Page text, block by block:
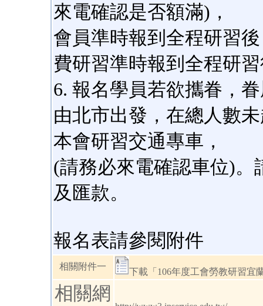
來電確認是否額滿)，
會員準時報到全程研習
費研習準時報到全程研
6. 報名學員若欲攜眷，
由北市出發，在總人數
本會研習交通專車，
(請務必來電確認車位)。
及匯款。
報名表請參閱附件
相關附件一
下載「106年度工會勞教研習宜
相關網